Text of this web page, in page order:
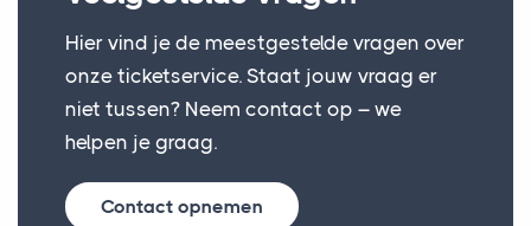
Hier vind je de meestgestelde vragen over
onze ticketservice. Staat jouw vraag er
niet tussen? Neem contact op – we
helpen je graag.
Contact opnemen